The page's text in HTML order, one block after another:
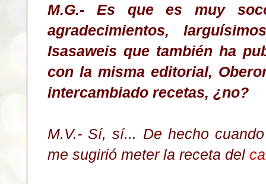
M.G.- Es que es muy
agradecimientos,
Isasaweis que también ha
con la misma editorial,
intercambiado recetas, ¿no?
M.V.- Sí, sí... De hecho
me sugirió meter la receta del